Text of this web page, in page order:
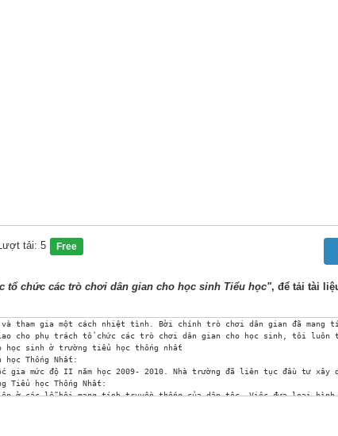
tải: 5 Free
tổ chức các trò chơi dân gian cho học sinh Tiểu học", để tải tài
gian không đơn thuần là một trò chơi của trẻ con mà nó chứa đựng cả nền văn hoá dân tộc Việt Nam độc đáo và giàu bản sắc. Trò chơi dân gian không chỉ chấp cánh cho tâm hồn trẻ, giúp trẻ phát triển tư duy, sáng tạo, mà còn giúp các em hiểu về tình bạn, tình yêu gia đình, quê hương, đất nước. Ngày nay, các em ở một xã hội công nghiệp, chỉ quen với máy móc và không có khoảng thời gian chơi cũng là một thiệt thòi. Thiệt thòi hơn khi các em không được làm quen và chơi những trò chơi dân gian của thiếu nhi ngày trước - đang ngày càng bị mai một và quên